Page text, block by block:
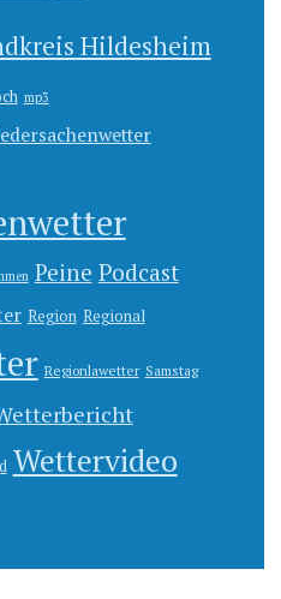
Hildesheim
mp3
Peine Podcast
Region Regional
Regionlawetter Samstag
Wettervideo